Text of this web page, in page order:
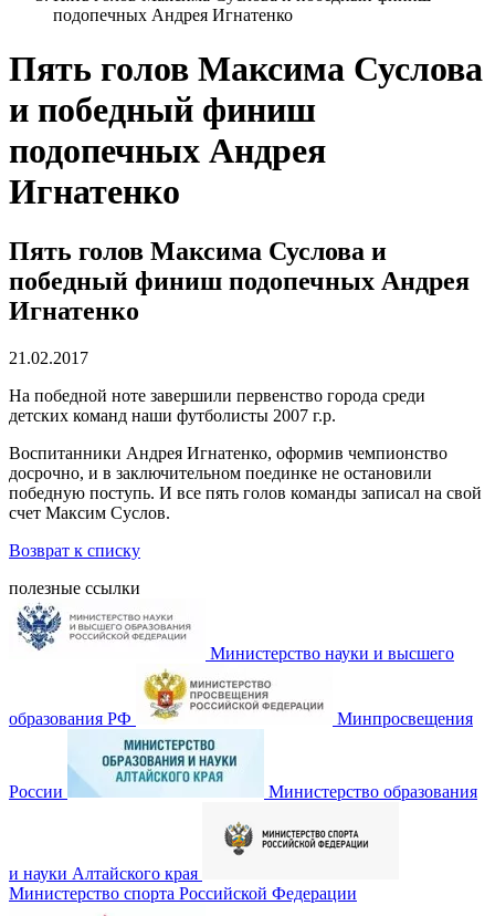
подопечных Андрея Игнатенко
Пять голов Максима Суслова
и победный финиш
подопечных Андрея
Игнатенко
Пять голов Максима Суслова и
победный финиш подопечных Андрея
Игнатенко
21.02.2017
На победной ноте завершили первенство города среди
детских команд наши футболисты 2007 г.р.
Воспитанники Андрея Игнатенко, оформив чемпионство
досрочно, и в заключительном поединке не остановили
победную поступь. И все пять голов команды записал на свой
счет Максим Суслов.
Возврат к списку
полезные ссылки
Министерство науки и высшего
образования РФ Минпросвещения
России Министерство образования
и науки Алтайского края
Министерство спорта Российской Федерации